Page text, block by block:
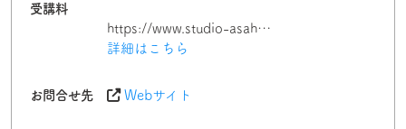
受講料
https://www.studio-asah…
詳細はこちら
お問合せ先 Webサイト